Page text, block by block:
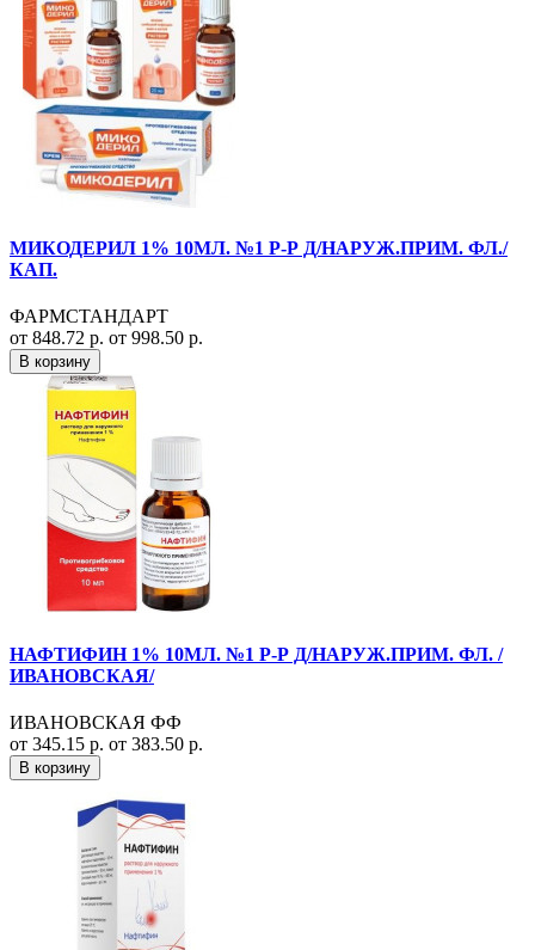
МИКОДЕРИЛ 1% 10МЛ. №1 Р-Р Д/НАРУЖ.ПРИМ. ФЛ./
КАП.
ФАРМСТАНДАРТ
от 848.72 р. от 998.50 р.
В корзину
НАФТИФИН 1% 10МЛ. №1 Р-Р Д/НАРУЖ.ПРИМ. ФЛ. /
ИВАНОВСКАЯ/
ИВАНОВСКАЯ ФФ
от 345.15 р. от 383.50 р.
В корзину